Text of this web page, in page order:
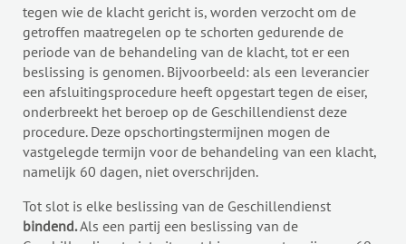
tegen wie de klacht gericht is, worden verzocht om de
getroffen maatregelen op te schorten gedurende de
periode van de behandeling van de klacht, tot er een
beslissing is genomen. Bijvoorbeeld: als een leverancier
een afsluitingsprocedure heeft opgestart tegen de eiser,
onderbreekt het beroep op de Geschillendienst deze
procedure. Deze opschortingstermijnen mogen de
vastgelegde termijn voor de behandeling van een klacht,
namelijk 60 dagen, niet overschrijden.
Tot slot is elke beslissing van de Geschillendienst
bindend.Als een partij een beslissing van de